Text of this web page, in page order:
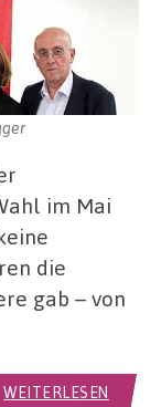
im Mai
die
gab – von
WEITERLESEN